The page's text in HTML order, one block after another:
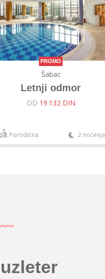
PROMO
Šabac
Letnji odmor
OD 19.132 DIN
Porodična 2 noćenja